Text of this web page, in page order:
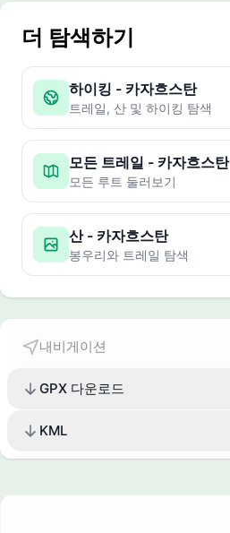
더 탐색하기
하이킹 - 카자흐스탄
트레일, 산 및 하이킹 탐색
모든 트레일 - 카자흐스탄
모든 루트 둘러보기
산 - 카자흐스탄
봉우리와 트레일 탐색
내비게이션
GPX 다운로드
KML